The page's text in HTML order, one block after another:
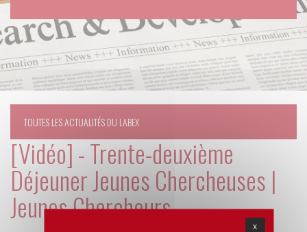
TOUTES LES ACTUALITÉS DU LABEX
[Vidéo] - Trente-deuxième
Déjeuner Jeunes Chercheuses |
Jeunes Chercheurs
X